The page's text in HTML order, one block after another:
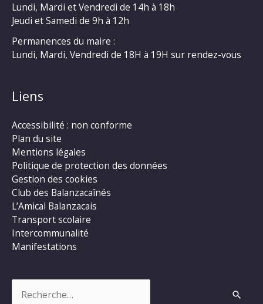
Lundi, Mardi et Vendredi de 14h à 18h
Jeudi et Samedi de 9h à 12h
Permanences du maire :
Lundi, Mardi, Vendredi de 18H à 19H sur rendez-vous
Liens
Accessibilité : non conforme
Plan du site
Mentions légales
Politique de protection des données
Gestion des cookies
Club des Balanzacaînés
L’Amical Balanzacais
Transport scolaire
Intercommunalité
Manifestations